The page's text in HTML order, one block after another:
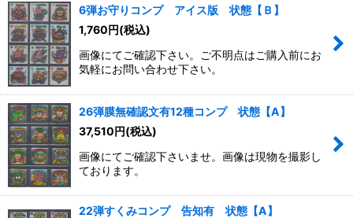
6弾お守りコンプ アイス版 状態【Ｂ】
1,760 円(税込)
画像にてご確認下さい。ご不明点はご購入前にお
気軽にお問い合わせ下さい。
26弾膜無確認文有12種コンプ 状態【A】
37,510円(税込)
画像にてご確認下さいませ。画像は現物を撮影し
ております。
22弾すくみコンプ 告知有 状態【A】